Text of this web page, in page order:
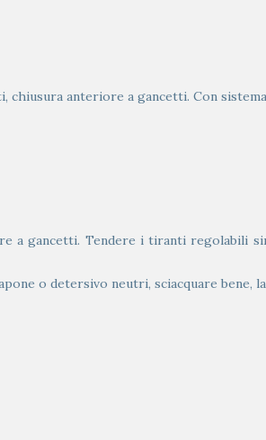
anteriore a gancetti. Con
a gancetti. Tendere i tiranti regolabili
o detersivo neutri, sciacquare